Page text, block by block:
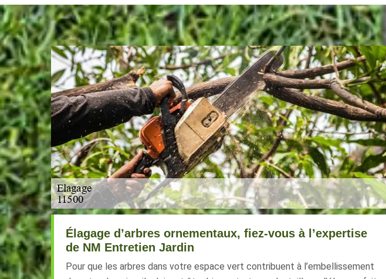
Élagage d’arbres ornementaux, fiez-vous à l’expertise
de NM Entretien Jardin
Pour que les arbres dans votre espace vert contribuent à l’embellissement